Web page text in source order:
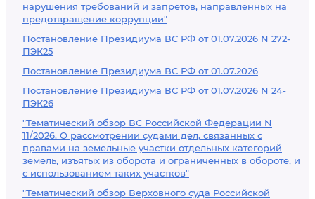
нарушения требований и запретов, направленных на
предотвращение коррупции"
Постановление Президиума ВС РФ от 01.07.2026 N 272-
ПЭК25
Постановление Президиума ВС РФ от 01.07.2026
Постановление Президиума ВС РФ от 01.07.2026 N 24-
ПЭК26
"Тематический обзор ВС Российской Федерации N
11/2026. О рассмотрении судами дел, связанных с
правами на земельные участки отдельных категорий
земель, изъятых из оборота и ограниченных в обороте, и
с использованием таких участков"
"Тематический обзор Верховного суда Российской